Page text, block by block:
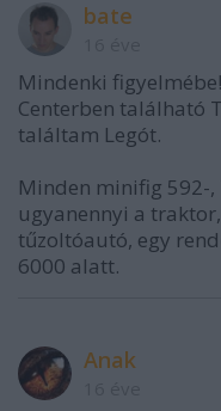
bate
Mindenki
Centerben található
találtam Legót.
Minden minifig 592-
ugyanennyi a
tűzoltóautó, egy
6000 alatt.
Anak